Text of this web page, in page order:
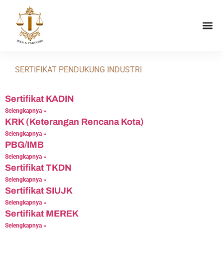
SERTIFIKAT PENDUKUNG INDUSTRI
Sertifikat KADIN
Selengkapnya »
KRK (Keterangan Rencana Kota)
Selengkapnya »
PBG/IMB
Selengkapnya »
Sertifikat TKDN
Selengkapnya »
Sertifikat SIUJK
Selengkapnya »
Sertifikat MEREK
Selengkapnya »